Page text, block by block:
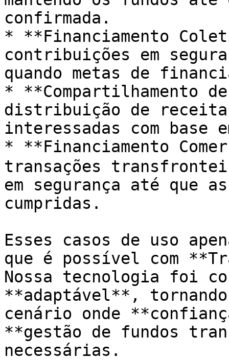
confirmada.
* **Financiamento
contribuições em
quando metas de
* **Compartilhamento
distribuição de
interessadas com base
* **Financiamento
transações
em segurança até que
cumpridas.
Esses casos de uso
que é possível com
Nossa tecnologia foi
**adaptável**,
cenário onde
**gestão de fundos
necessárias.